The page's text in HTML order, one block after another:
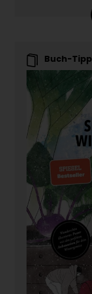
Buch-Tipp